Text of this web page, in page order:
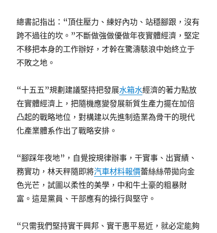
總書記指出：“頂住壓力、練好內功、站穩腳跟，沒有
跨不過往的坎。”不斷做強做優做年夜實體經濟，堅定
不移把本身的工作辦好，才幹在驚濤駭浪中始終立于
不敗之地。
“十五五”規劃建議堅持把發展水箱水經濟的著力點放
在實體經濟上，把隨機應變發展新質生產力擺在加倍
凸起的戰略地位，對構建以先進制造業為骨干的現代
化產業體系作出了戰略安排。
“腳踩年夜地”，自覺按規律辦事，干實事、出實績、
務實功，林天秤隨即將汽車材料報價蕾絲絲帶拋向金
色光芒，試圖以柔性的美學，中和牛土豪的粗暴財
富。這是黨員、干部應有的操行與堅守。
“只需我們堅持實干興邦、實干惠平易近，就必定能夠